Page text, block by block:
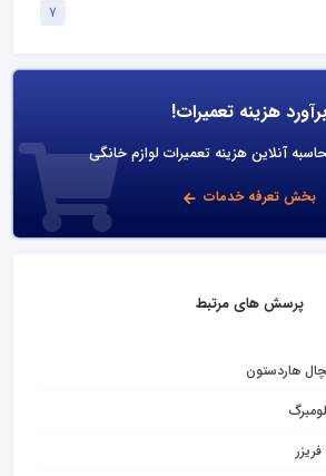
7
برآورد هزینه تعمیرات!
آنلاین هزینه تعمیرات لوازم خانگی
بخش تعرفه خدمات
پرسش های مرتبط